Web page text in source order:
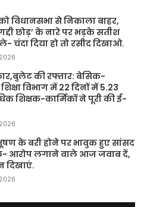
विधानसभा से निकाला बाहर,
छोड़’ के नारे पर भड़के सतीश
चंदा दिया हो तो रसीद दिखाओ.
की रफ्तार: बेसिक-
विभाग में 22 दिनों में 5.23
शिक्षक-कार्मिकों ने पूरी की ई-
के बरी होने पर भावुक हुए सांसद
आरोप लगाने वाले आज जवाब दें,
दिखाएं.